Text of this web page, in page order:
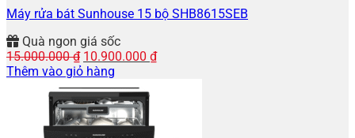
Máy rửa bát Sunhouse 15 bộ SHB8615SEB
Quà ngon giá sốc
15.000.000₫ Giá
gốc
là:
15.000.000 ₫.
10.900.000 ₫Giá
Thêm vào giỏ hàng